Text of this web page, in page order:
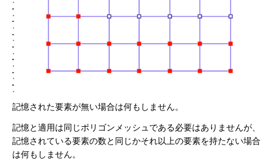
記憶された要素が無い場合は何もしません。
記憶と適用は同じポリゴンメッシュである必要はありませんが、
記憶されている要素の数と同じかそれ以上の要素を持たない場合
は何もしません。